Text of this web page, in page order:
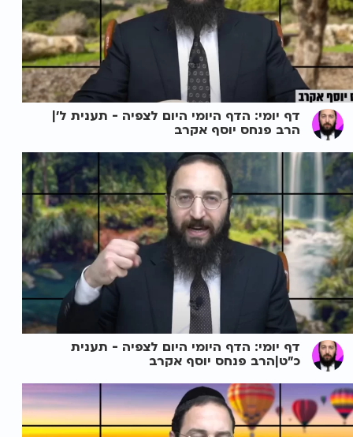
דף יומי: הדף היומי היום לצפיה - תענית ל'|
הרב פנחס יוסף אקרב
דף יומי: הדף היומי היום לצפיה - תענית
כ"ט|הרב פנחס יוסף אקרב